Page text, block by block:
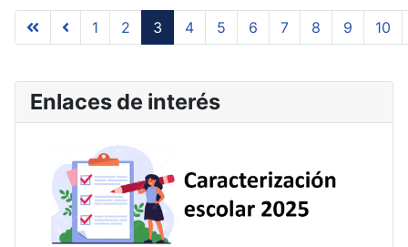
Página 3 de 17
1 2 3 4 5 6 7 8 9 10
Enlaces de interés